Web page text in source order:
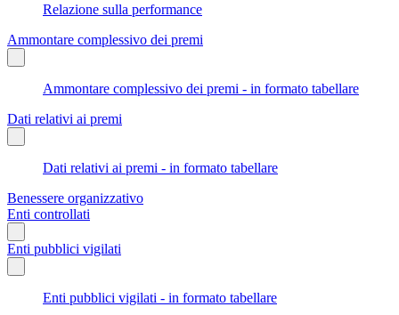
Relazione sulla performance
Ammontare complessivo dei premi
Ammontare complessivo dei premi - in formato tabellare
Dati relativi ai premi
Dati relativi ai premi - in formato tabellare
Benessere organizzativo
Enti controllati
Enti pubblici vigilati
Enti pubblici vigilati - in formato tabellare